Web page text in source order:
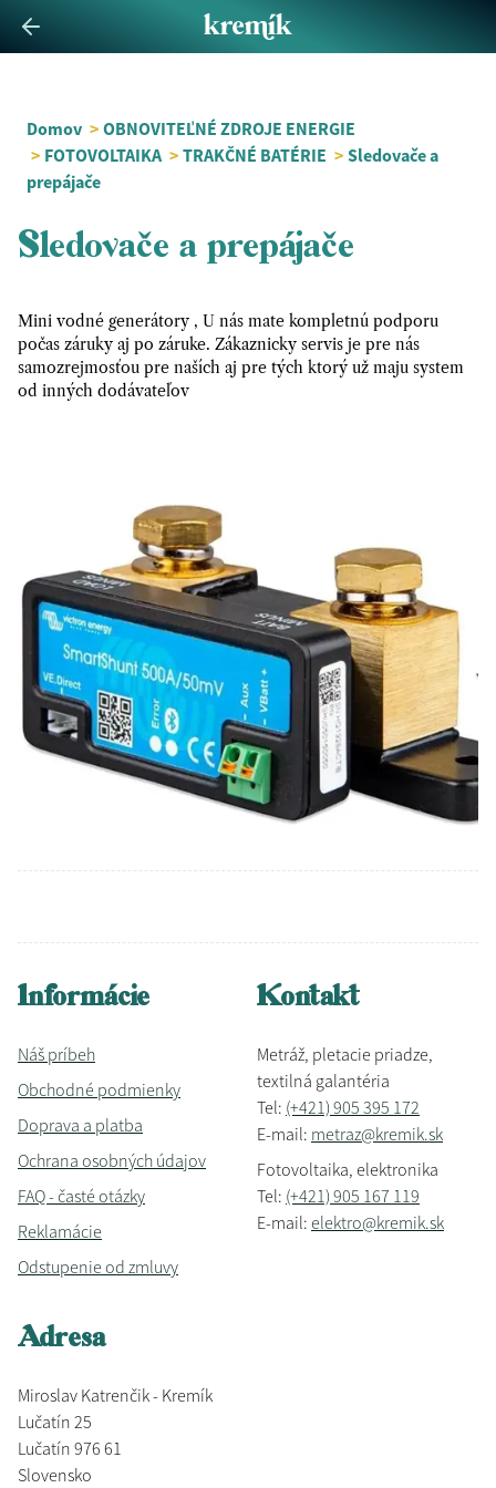
Domov > OBNOVITEĽNÉ ZDROJE ENERGIE
> FOTOVOLTAIKA > TRAKČNÉ BATÉRIE > Sledovače a
prepájače
Sledovače a prepájače
Mini vodné generátory , U nás mate kompletnú podporu
počas záruky aj po záruke. Zákaznicky servis je pre nás
samozrejmosťou pre naších aj pre tých ktorý už maju system
od inných dodávateľov
Informácie
Náš príbeh
Obchodné podmienky
Doprava a platba
Ochrana osobných údajov
FAQ - časté otázky
Reklamácie
Odstupenie od zmluvy
Kontakt
Metráž, pletacie priadze,
textilná galantéria
Tel: (+421) 905 395 172
E-mail: metraz@kremik.sk
Fotovoltaika, elektronika
Tel: (+421) 905 167 119
E-mail: elektro@kremik.sk
Adresa
Miroslav Katrenčik - Kremík
Lučatín 25
Lučatín 976 61
Slovensko